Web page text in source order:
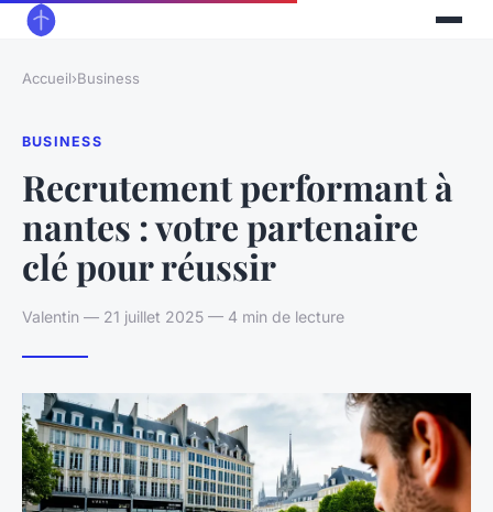
Accueil›Business
BUSINESS
Recrutement performant à
nantes : votre partenaire
clé pour réussir
Valentin — 21 juillet 2025 — 4 min de lecture